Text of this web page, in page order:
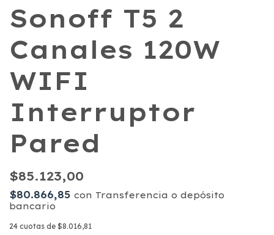
Sonoff T5 2
Canales 120W
WIFI
Interruptor
Pared
$85.123,00
$80.866,85 con Transferencia o depósito
bancario
24 cuotas de $8.016,81